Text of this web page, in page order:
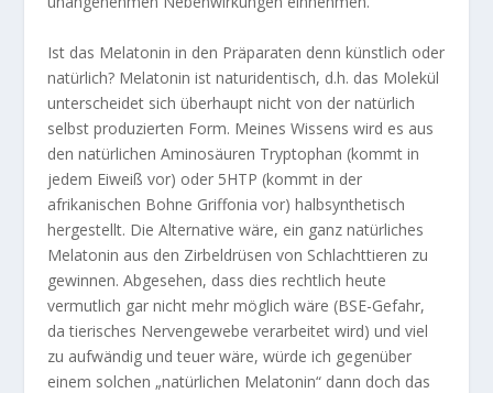
Ist das Melatonin in den Präparaten denn künstlich oder
natürlich? Melatonin ist naturidentisch, d.h. das Molekül
unterscheidet sich überhaupt nicht von der natürlich
selbst produzierten Form. Meines Wissens wird es aus
den natürlichen Aminosäuren Tryptophan (kommt in
jedem Eiweiß vor) oder 5HTP (kommt in der
afrikanischen Bohne Griffonia vor) halbsynthetisch
hergestellt. Die Alternative wäre, ein ganz natürliches
Melatonin aus den Zirbeldrüsen von Schlachttieren zu
gewinnen. Abgesehen, dass dies rechtlich heute
vermutlich gar nicht mehr möglich wäre (BSE-Gefahr,
da tierisches Nervengewebe verarbeitet wird) und viel
zu aufwändig und teuer wäre, würde ich gegenüber
einem solchen „natürlichen Melatonin“ dann doch das